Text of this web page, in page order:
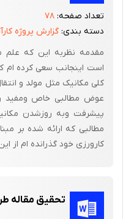
بستن مشکلی پیش نیاید .
شاتون یا سوراخ پا شش روغن
های سیلندر ها و رینگ های
شد) .
کلمه فرانت (1)
به سمت جلو موتور نشان
سیلندر قرار گرفته اند .
اویل پمپ و میل وسط دلکو
تعداد صفحه: ۷۸
دسته بندی: گزارش پروژه
مقدمه نظربه این که علم
است اینجانب سعی کرده ام
کلی مکانیک مثل مولد و
عوض مطالبی خاص ومفید
پیشرفت وبه روزشدن
مطالبی که ارائه شده بر
کارورزی خود گذرانده ام از
تحقیق مقاله